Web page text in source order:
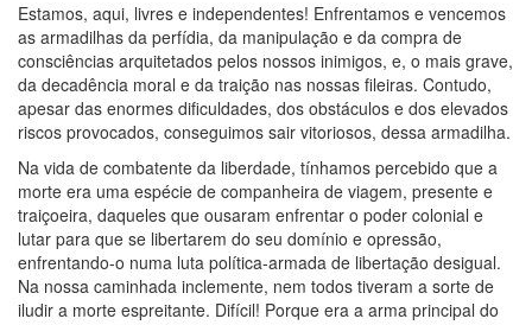
Estamos, aqui, livres e independentes! Enfrentamos e vencemos
as armadilhas da perfídia, da manipulação e da compra de
consciências arquitetados pelos nossos inimigos, e, o mais grave,
da decadência moral e da traição nas nossas fileiras. Contudo,
apesar das enormes dificuldades, dos obstáculos e dos elevados
riscos provocados, conseguimos sair vitoriosos, dessa armadilha.
Na vida de combatente da liberdade, tínhamos percebido que a
morte era uma espécie de companheira de viagem, presente e
traiçoeira, daqueles que ousaram enfrentar o poder colonial e
lutar para que se libertarem do seu domínio e opressão,
enfrentando-o numa luta política-armada de libertação desigual.
Na nossa caminhada inclemente, nem todos tiveram a sorte de
iludir a morte espreitante. Difícil! Porque era a arma principal do